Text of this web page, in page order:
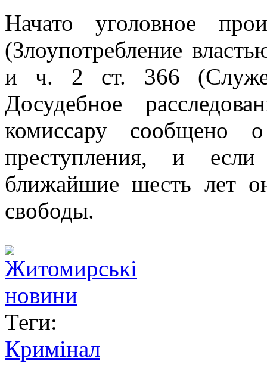
Начато уголовное
(Злоупотребление
и ч. 2 ст. 366
Досудебное
комиссару сообщено
преступления, и
ближайшие шесть лет
свободы.
Теги:
Кримінал